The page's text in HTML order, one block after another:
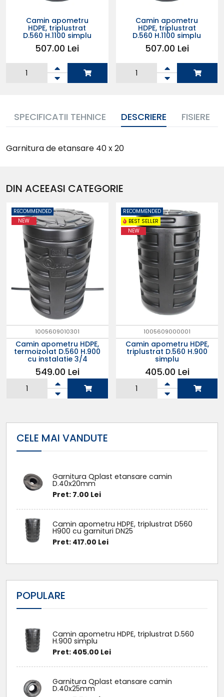
Camin apometru
HDPE, triplustrat
D.560 H.1100 simplu
507.00 Lei
cos
Camin apometru
HDPE, triplustrat
D.560 H.1100 simplu
507.00 Lei
cos
SPECIFICATII TEHNICE DESCRIERE FISIERE
Garnitura de etansare 40 x 20
DIN ACEEASI CATEGORIE
RECOMMENDED
NEW
1005609010301
Camin apometru HDPE,
termoizolat D.560 H.900
cu instalatie 3/4
549.00 Lei
RECOMMENDED
BEST SELLER
NEW
1005609000001
Camin apometru HDPE,
triplustrat D.560 H.900
simplu
405.00 Lei
CELE MAI VANDUTE
Garnitura Qplast etansare camin
D.40x20mm
Pret: 7.00 Lei
Camin apometru HDPE, triplustrat D560
H900 cu garnituri DN25
Pret: 417.00 Lei
POPULARE
Camin apometru HDPE, triplustrat D.560
H.900 simplu
Pret: 405.00 Lei
Garnitura Qplast etansare camin
D.40x25mm